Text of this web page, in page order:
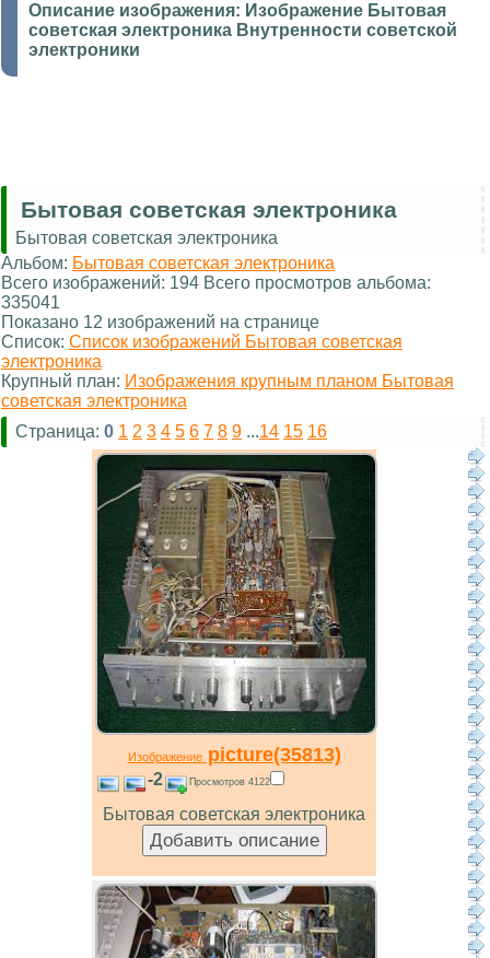
Описание изображения: Изображение Бытовая
советская электроника Внутренности советской
электроники
Бытовая советская электроника
Бытовая советская электроника
Альбом: Бытовая советская электроника
Всего изображений: 194 Всего просмотров альбома:
335041
Показано 12 изображений на странице
Список: Список изображений Бытовая советская
электроника
Крупный план: Изображения крупным планом Бытовая
советская электроника
Страница: 0 1 2 3 4 5 6 7 8 9 ...14 15 16
Изображениеpicture(35813)
-2 Просмотров 4122
Бытовая советская электроника